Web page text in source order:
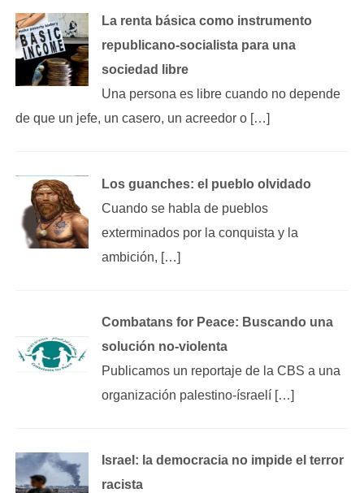
La renta básica como instrumento
republicano‑socialista para una
sociedad libre
Una persona es libre cuando no depende
de que un jefe, un casero, un acreedor o […]
Los guanches: el pueblo olvidado
Cuando se habla de pueblos
exterminados por la conquista y la
ambición, […]
Combatans for Peace: Buscando una
solución no-violenta
Publicamos un reportaje de la CBS a una
organización palestino-ísraelí […]
Israel: la democracia no impide el terror
racista